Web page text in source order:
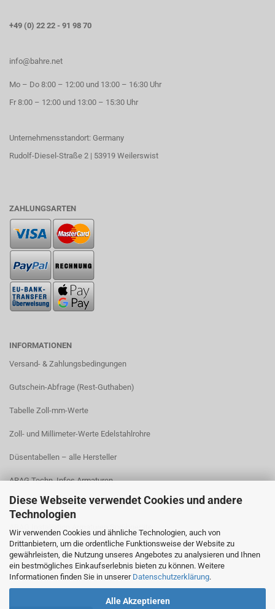
Diese Webseite verwendet Cookies und andere
Technologien
Wir verwenden Cookies und ähnliche Technologien, auch von
Drittanbietern, um die ordentliche Funktionsweise der Website zu
gewährleisten, die Nutzung unseres Angebotes zu analysieren und Ihnen
ein bestmögliches Einkaufserlebnis bieten zu können. Weitere
Informationen finden Sie in unserer Datenschutzerklärung.
Alle Akzeptieren
+49 (0) 22 22 - 91 98 70
info@bahre.net
Mo – Do 8:00 – 12:00 und 13:00 – 16:30 Uhr
Fr 8:00 – 12:00 und 13:00 – 15:30 Uhr
Unternehmensstandort: Germany
Rudolf-Diesel-Straße 2 | 53919 Weilerswist
ZAHLUNGSARTEN
INFORMATIONEN
Versand- & Zahlungsbedingungen​
Gutschein-Abfrage (Rest-Guthaben)
Tabelle Zoll-mm-Werte
Zoll- und Millimeter-Werte Edelstahlrohre
Düsentabellen – alle Hersteller
ARAG Techn. Infos Armaturen
ARAG Installation Gleichdruck-Armaturen
ARAG Installation Armaturen Sprühgeräte
Lechler Behälter- und Tankreinigung
TeeJet Technische Informationen